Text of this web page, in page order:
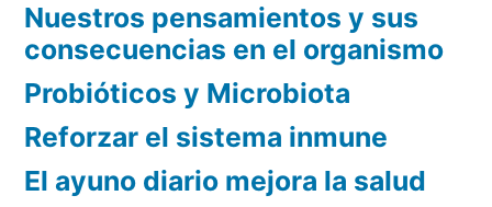
Nuestros pensamientos y sus
consecuencias en el organismo
Probióticos y Microbiota
Reforzar el sistema inmune
El ayuno diario mejora la salud